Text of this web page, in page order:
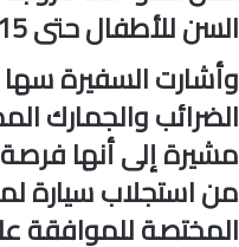
السن للأطفال حتى 15 عاما، وتخفيض التذاكر لطفلين اثنين.
وأشارت السفيرة
مشيرة إلى أنها
من استجلاب سيارة
المختصة للموافقة